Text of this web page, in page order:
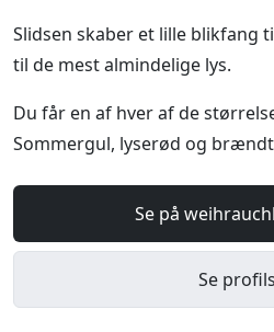
Slidsen skaber et lille blikfang
til de mest almindelige lys.
Du får en af hver af de
Sommergul, lyserød og
Se på
Se